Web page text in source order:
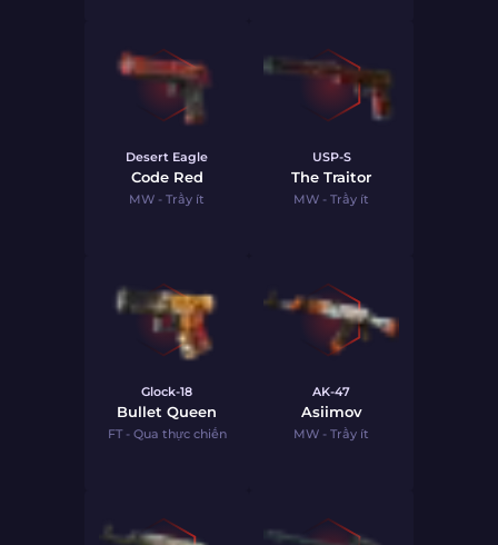
Desert Eagle
Code Red
MW - Trầy ít
USP-S
The Traitor
MW - Trầy ít
Glock-18
Bullet Queen
FT - Qua thực chiến
AK-47
Asiimov
MW - Trầy ít